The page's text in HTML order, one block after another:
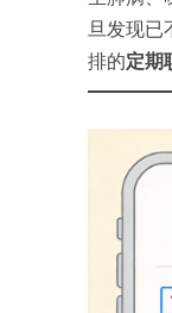
旦发现已
排的定期